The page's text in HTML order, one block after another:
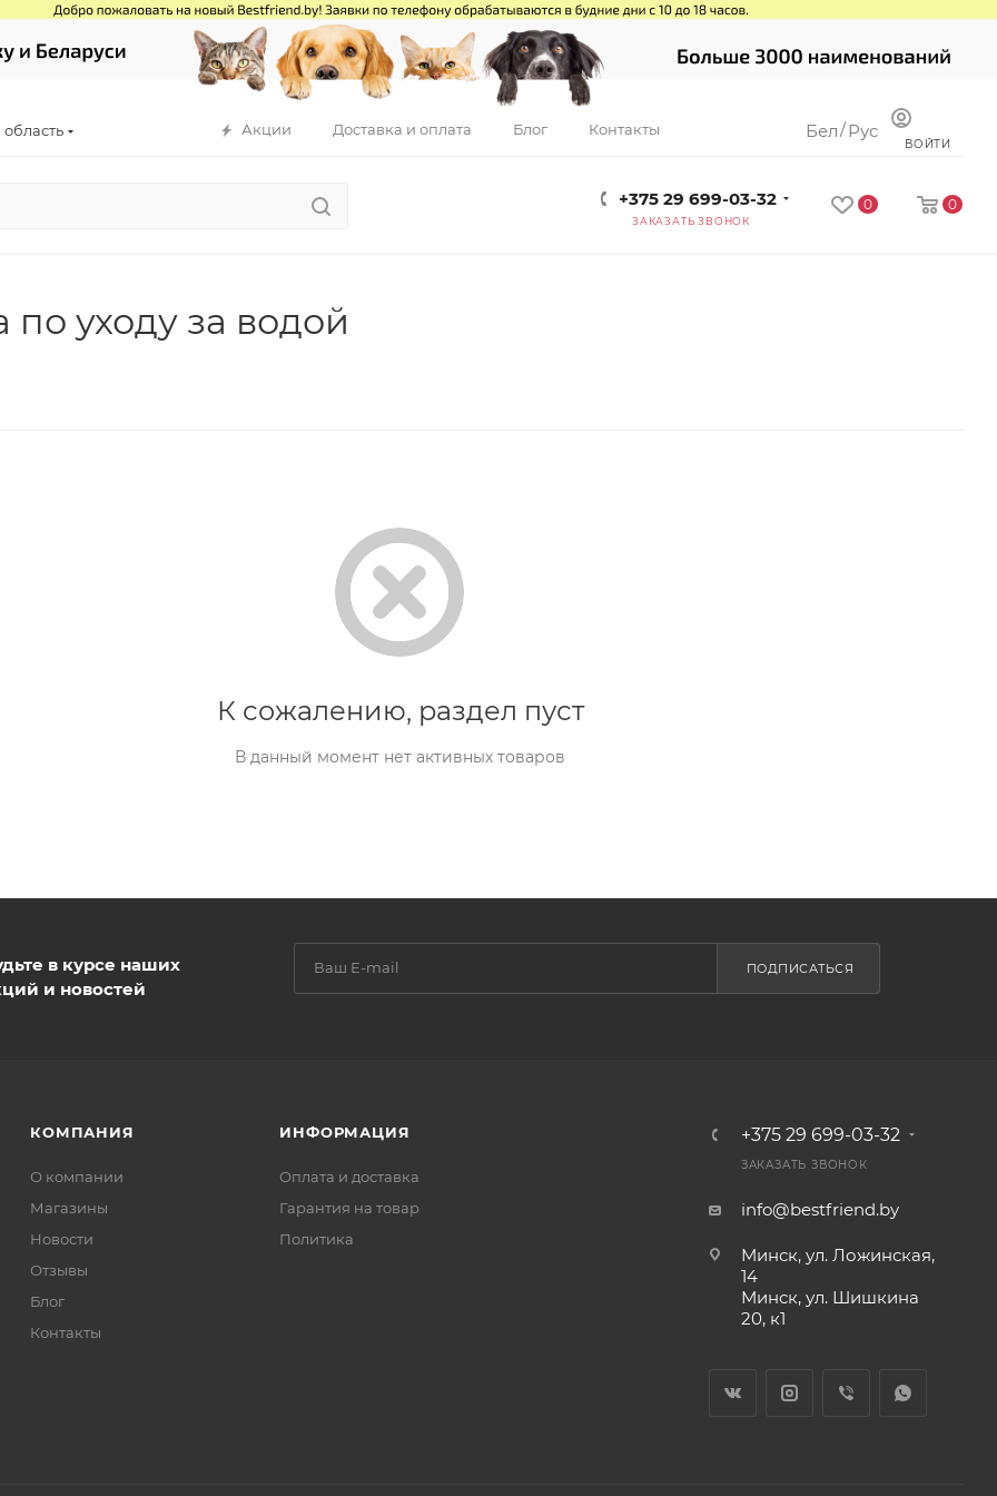
область Акции Доставка и оплата Блог Контакты Бел/Рус
ВОЙТИ
0 0
+375 29 699-03-32
ЗАКАЗАТЬ ЗВОНОК
по уходу за водой
К сожалению, раздел пуст
В данный момент нет активных товаров
в курсе наших
и новостей
ПОДПИСАТЬСЯ
КОМПАНИЯ
О компании
Магазины
Новости
Отзывы
Блог
Контакты
ИНФОРМАЦИЯ
Оплата и доставка
Гарантия на товар
Политика
+375 29 699-03-32
ЗАКАЗАТЬ ЗВОНОК
info@bestfriend.by
Минск, ул. Ложинская,
14
Минск, ул. Шишкина
20, к1